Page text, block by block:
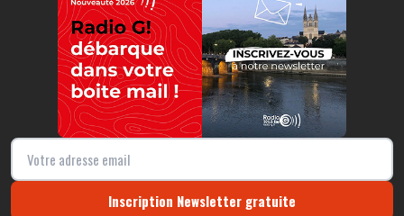
Inscription Newsletter gratuite